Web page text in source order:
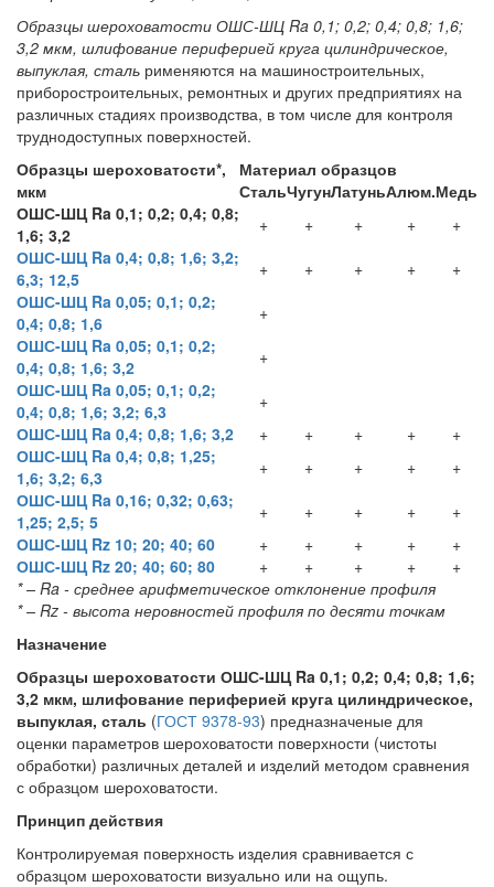
Образцы шероховатости ОШС-ШЦ Ra 0,1; 0,2; 0,4; 0,8; 1,6;
3,2 мкм, шлифование периферией круга цилиндрическое,
выпуклая, сталь рименяются на машиностроительных,
приборостроительных, ремонтных и других предприятиях на
различных стадиях производства, в том числе для контроля
труднодоступных поверхностей.
Образцы шероховатости*,
мкм
Материал образцов
СтальЧугунЛатуньАлюм.Медь
ОШС-ШЦ Ra 0,1; 0,2; 0,4; 0,8;
1,6; 3,2
+ + + +
+
ОШС-ШЦ Ra 0,4; 0,8; 1,6; 3,2;
6,3; 12,5
+ + + +
+
ОШС-ШЦ Ra 0,05; 0,1; 0,2;
0,4; 0,8; 1,6
+
ОШС-ШЦ Ra 0,05; 0,1; 0,2;
0,4; 0,8; 1,6; 3,2
+
ОШС-ШЦ Ra 0,05; 0,1; 0,2;
0,4; 0,8; 1,6; 3,2; 6,3
+
ОШС-ШЦ Ra 0,4; 0,8; 1,6; 3,2
+ + + +
+
ОШС-ШЦ Ra 0,4; 0,8; 1,25;
1,6; 3,2; 6,3
+ + + +
+
ОШС-ШЦ Ra 0,16; 0,32; 0,63;
1,25; 2,5; 5
+ + + +
+
ОШС-ШЦ Rz 10; 20; 40; 60
+ + + +
+
ОШС-ШЦ Rz 20; 40; 60; 80
+ + + +
+
* – Ra - среднее арифметическое отклонение профиля
* – Rz - высота неровностей профиля по десяти точкам
Назначение
Образцы шероховатости ОШС-ШЦ Ra 0,1; 0,2; 0,4; 0,8; 1,6;
3,2 мкм, шлифование периферией круга цилиндрическое,
выпуклая, сталь (ГОСТ 9378-93) предназначеные для
оценки параметров шероховатости поверхности (чистоты
обработки) различных деталей и изделий методом сравнения
с образцом шероховатости.
Принцип действия
Контролируемая поверхность изделия сравнивается с
образцом шероховатости визуально или на ощупь.